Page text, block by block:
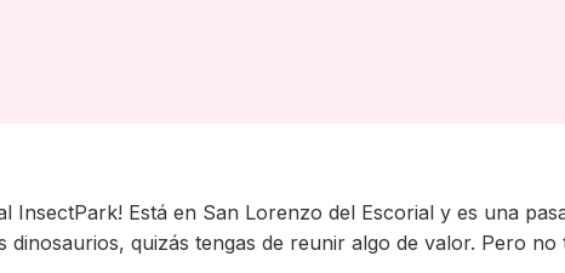
Está en San Lorenzo del Escorial y es una
quizás tengas de reunir algo de valor. Pero